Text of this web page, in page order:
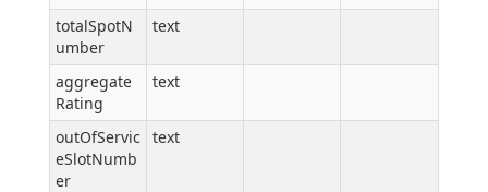
totalSpotN
umber
text
aggregate
Rating
text
outOfServic
eSlotNumb
er
text